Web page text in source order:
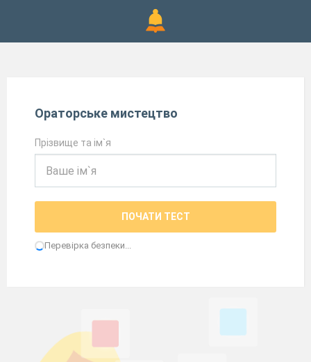
Ораторське мистецтво
Прізвище та ім`я
ПОЧАТИ ТЕСТ
Перевірка безпеки...